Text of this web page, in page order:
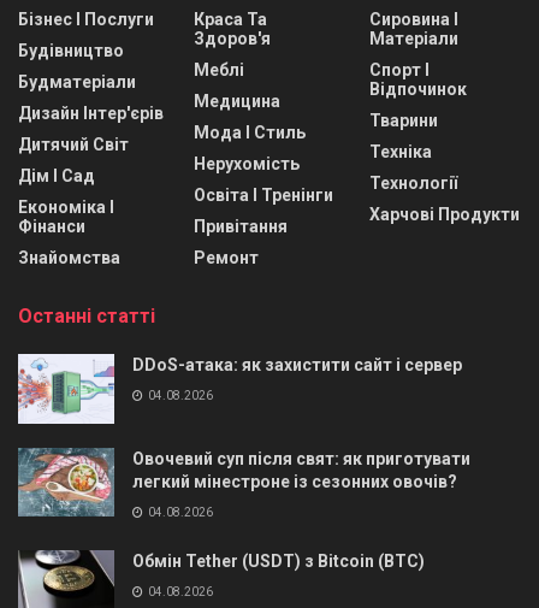
Бізнес І Послуги
Будівництво
Будматеріали
Дизайн Інтер'єрів
Дитячий Світ
Дім І Сад
Економіка І
Фінанси
Знайомства
Краса Та
Здоров'я
Меблі
Медицина
Мода І Стиль
Нерухомість
Освіта І Тренінги
Привітання
Ремонт
Сировина І
Матеріали
Спорт І
Відпочинок
Тварини
Техніка
Технології
Харчові Продукти
Останні статті
DDoS-атака: як захистити сайт і сервер
04.08.2026
Овочевий суп після свят: як приготувати
легкий мінестроне із сезонних овочів?
04.08.2026
Обмін Tether (USDT) з Bitcoin (BTC)
04.08.2026